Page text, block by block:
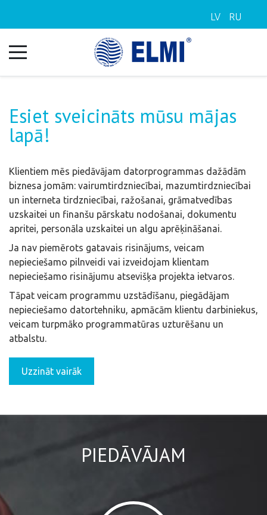
LV RU
Esiet sveicināts mūsu mājas
lapā!
Klientiem mēs piedāvājam datorprogrammas dažādām
biznesa jomām: vairumtirdzniecībai, mazumtirdzniecībai
un interneta tirdzniecībai, ražošanai, grāmatvedības
uzskaitei un finanšu pārskatu nodošanai, dokumentu
apritei, personāla uzskaitei un algu aprēķināšanai.
Ja nav piemērots gatavais risinājums, veicam
nepieciešamo pilnveidi vai izveidojam klientam
nepieciešamo risinājumu atsevišķa projekta ietvaros.
Tāpat veicam programmu uzstādīšanu, piegādājam
nepieciešamo datortehniku, apmācām klientu darbiniekus,
veicam turpmāko programmatūras uzturēšanu un
atbalstu.
Uzzināt vairāk
PIEDĀVĀJAM